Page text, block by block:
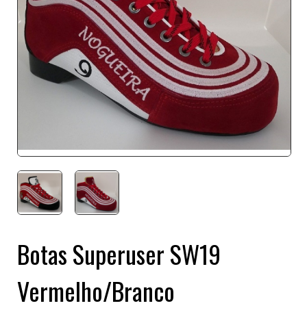
Botas Superuser SW19
Vermelho/Branco